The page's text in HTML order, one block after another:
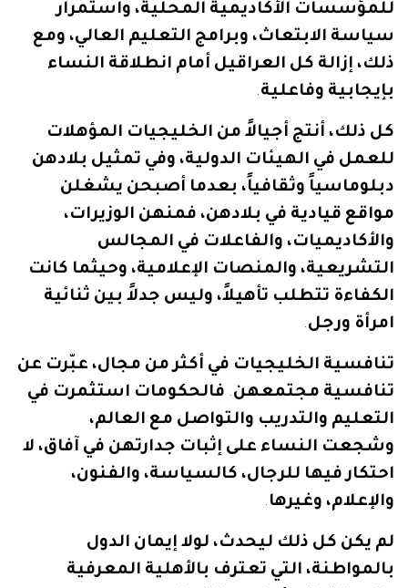
للمؤسسات الأكاديمية المحلية، واستمرار
سياسة الابتعاث، وبرامج التعليم العالي، ومع
ذلك، إزالة كل العراقيل أمام انطلاقة النساء
بإيجابية وفاعلية.
كل ذلك، أنتج أجيالاً من الخليجيات المؤهلات
للعمل في الهيئات الدولية، وفي تمثيل بلادهن
دبلوماسياً وثقافياً، بعدما أصبحن يشغلن
مواقع قيادية في بلادهن، فمنهن الوزيرات،
والأكاديميات، والفاعلات في المجالس
التشريعية، والمنصات الإعلامية، وحيثما كانت
الكفاءة تتطلب تأهيلاً، وليس جدلاً بين ثنائية
امرأة ورجل.
تنافسية الخليجيات في أكثر من مجال، عبّرت عن
تنافسية مجتمعهن. فالحكومات استثمرت في
التعليم والتدريب والتواصل مع العالم،
وشجعت النساء على إثبات جدارتهن في آفاق، لا
احتكار فيها للرجال، كالسياسة، والفنون،
والإعلام، وغيرها .
لم يكن كل ذلك ليحدث، لولا إيمان الدول
بالمواطنة، التي تعترف بالأهلية المعرفية